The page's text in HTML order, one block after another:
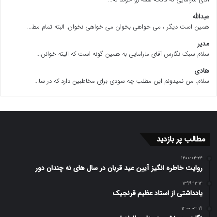
مردم و حاکمیت است.
وی با بیان اینکه دولت چهاردهم در پی تغییر رویکرد و
تعدیل فضاست، گفت: اما بخش‌هایی از حاکمیت که
بقای خود را در تداوم وضعیت قبلی می‌بینند، در مسیر
دولت سنگ‌اندازی می‌کنند و مانع از تحقق اهداف آن
می‌شوند. به عنوان مثال، اکنون دولت می‌خواهد ایران از
عادی با دنیا دارد و در پی روابط دوستانه با جهان است،
اما هر روز از تریبون‌های جریان مقابل فریاد یک نفر بلند
می‌شود. به همین ترتیب در حوزه اقتصادی هم که دولت
می‌خواهد گامی را بردارد، جریان مقابل موضوع
عبدالله
همین است دیگر ، می خواهی بخوان می خواهی نخوان. البته تمام مط...
مدیر
سلام سبک نگارس آقای مارامایی به همین گونه است که الیته خوانن...
هادی
سلام. من نمیدونم این مطلب چه سودی برای مخاطبین دارد که در سا...
مطالب پر بازدید
۱۴۰۰-۰۴-۲۴
روایت خاطره انگیز آیین عید قربان در سال های نه چندان دور
۱۳۹۹-۱۲-۱۴
یادداشتی از استاد عظیم قرنجیک
۱۴۰۰-۰۳-۱۹